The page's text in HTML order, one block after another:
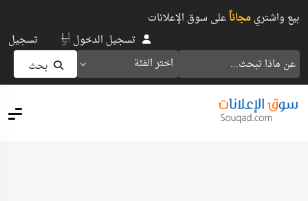
بيع واشتريمجاناًعلى سوق الإعلانات
اختر الفئة بحث
تسجيل الدخولأو تسجيل